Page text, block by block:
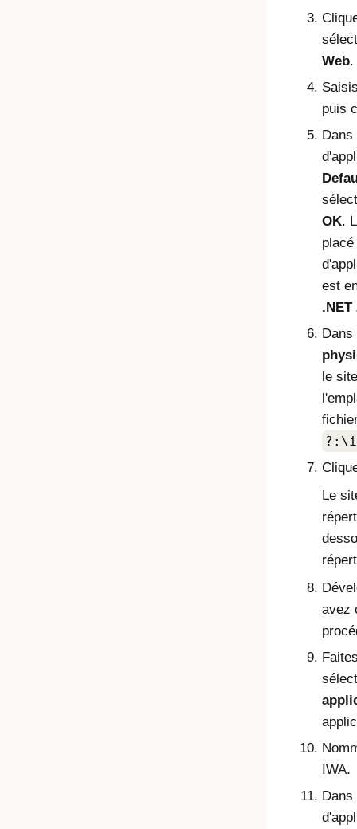
Web.
puis
Dans
OK.
est
.NET
le
Le
avez
IWA.
Dans